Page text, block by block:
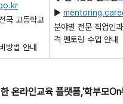
국 고등학교
방법 안내
▶
분야별 전문 직업인
격 멘토링 수업 안내
온라인교육 플랫폼,'학부모